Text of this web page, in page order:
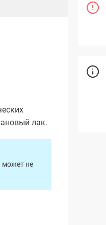
лак.
может не